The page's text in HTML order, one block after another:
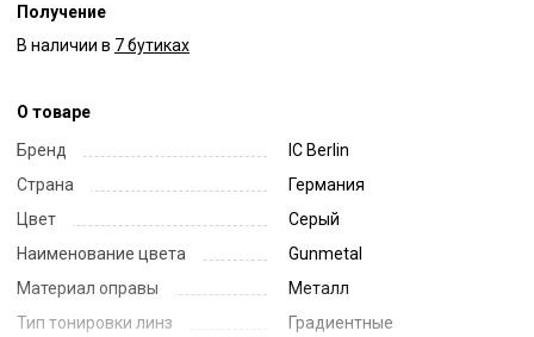
Получение
В наличии в 7 бутиках
О товаре
Бренд
IC Berlin
Страна
Германия
Цвет
Серый
Наименование цвета
Gunmetal
Материал оправы
Металл
Тип тонировки линз
Градиентные